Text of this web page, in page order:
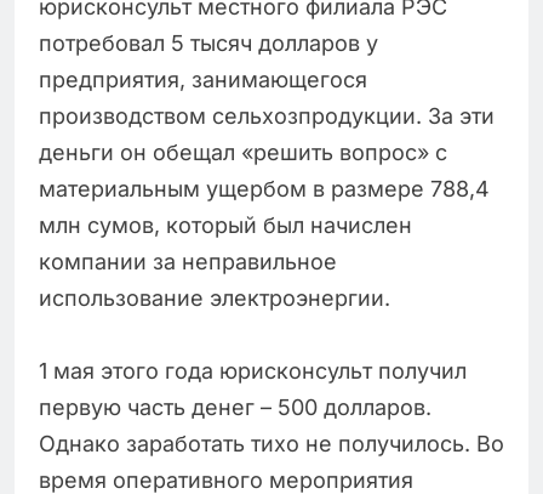
юрисконсульт местного филиала РЭС
потребовал 5 тысяч долларов у
предприятия, занимающегося
производством сельхозпродукции. За эти
деньги он обещал «решить вопрос» с
материальным ущербом в размере 788,4
млн сумов, который был начислен
компании за неправильное
использование электроэнергии.
1 мая этого года юрисконсульт получил
первую часть денег – 500 долларов.
Однако заработать тихо не получилось. Во
время оперативного мероприятия